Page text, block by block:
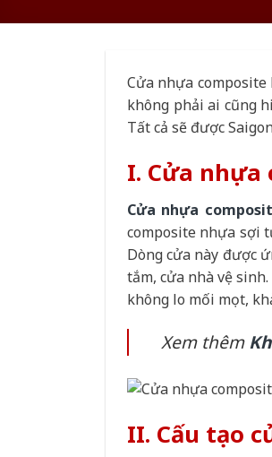
Cửa nhựa
không phải ai cũng
Tất cả sẽ được
I. Cửa nhựa
Cửa nhựa
composite nhựa sợi
Dòng cửa này được
tắm, cửa nhà vệ
không lo mối mọt,
Xem thêm
II. Cấu tạo